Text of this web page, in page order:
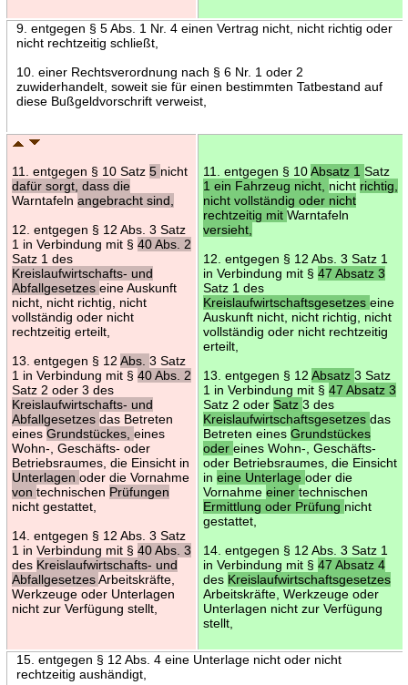
9. entgegen § 5 Abs. 1 Nr. 4 einen Vertrag nicht, nicht richtig oder
nicht rechtzeitig schließt,
10. einer Rechtsverordnung nach § 6 Nr. 1 oder 2
zuwiderhandelt, soweit sie für einen bestimmten Tatbestand auf
diese Bußgeldvorschrift verweist,
11. entgegen § 10 Satz 5 nicht
dafür sorgt, dass die
Warntafeln angebracht sind,
12. entgegen § 12 Abs. 3 Satz
1 in Verbindung mit § 40 Abs. 2
Satz 1 des
Kreislaufwirtschafts- und
Abfallgesetzes eine Auskunft
nicht, nicht richtig, nicht
vollständig oder nicht
rechtzeitig erteilt,
13. entgegen § 12 Abs. 3 Satz
1 in Verbindung mit § 40 Abs. 2
Satz 2 oder 3 des
Kreislaufwirtschafts- und
Abfallgesetzes das Betreten
eines Grundstückes, eines
Wohn-, Geschäfts- oder
Betriebsraumes, die Einsicht in
Unterlagen oder die Vornahme
von technischen Prüfungen
nicht gestattet,
14. entgegen § 12 Abs. 3 Satz
1 in Verbindung mit § 40 Abs. 3
des Kreislaufwirtschafts- und
AbfallgesetzesArbeitskräfte,
Werkzeuge oder Unterlagen
nicht zur Verfügung stellt,
11. entgegen § 10Absatz 1 Satz
1 ein Fahrzeug nicht, nicht richtig,
nicht vollständig oder nicht
rechtzeitig mit Warntafeln
versieht,
12. entgegen § 12 Abs. 3 Satz 1
in Verbindung mit § 47 Absatz 3
Satz 1 des
Kreislaufwirtschaftsgesetzes eine
Auskunft nicht, nicht richtig, nicht
vollständig oder nicht rechtzeitig
erteilt,
13. entgegen § 12 Absatz 3 Satz
1 in Verbindung mit § 47 Absatz 3
Satz 2 oder Satz 3 des
Kreislaufwirtschaftsgesetzes das
Betreten eines Grundstückes
oder eines Wohn-, Geschäfts-
oder Betriebsraumes, die Einsicht
in eine Unterlage oder die
Vornahme einer technischen
Ermittlung oder Prüfung nicht
gestattet,
14. entgegen § 12 Abs. 3 Satz 1
in Verbindung mit § 47 Absatz 4
des Kreislaufwirtschaftsgesetzes
Arbeitskräfte, Werkzeuge oder
Unterlagen nicht zur Verfügung
stellt,
15. entgegen § 12 Abs. 4 eine Unterlage nicht oder nicht
rechtzeitig aushändigt,